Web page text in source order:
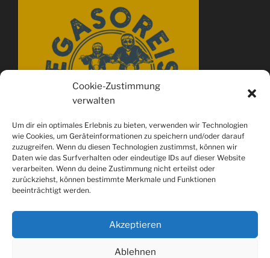
Cookie-Zustimmung
verwalten
Um dir ein optimales Erlebnis zu bieten, verwenden wir Technologien
wie Cookies, um Geräteinformationen zu speichern und/oder darauf
zuzugreifen. Wenn du diesen Technologien zustimmst, können wir
Daten wie das Surfverhalten oder eindeutige IDs auf dieser Website
verarbeiten. Wenn du deine Zustimmung nicht erteilst oder
zurückziehst, können bestimmte Merkmale und Funktionen
beeinträchtigt werden.
Akzeptieren
Ablehnen
Instagram